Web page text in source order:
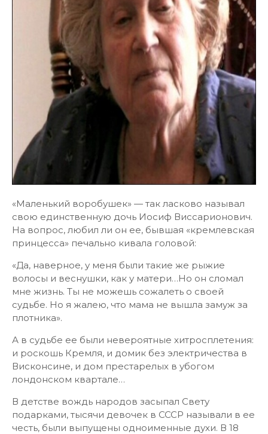
«Маленький воробушек» — так ласково называл
свою единственную дочь Иосиф Виссарионович.
На вопрос, любил ли он ее, бывшая «кремлевская
принцесса» печально кивала головой:
«Да, наверное, у меня были такие же рыжие
волосы и веснушки, как у матери…Но он сломал
мне жизнь. Ты не можешь сожалеть о своей
судьбе. Но я жалею, что мама не вышла замуж за
плотника».
А в судьбе ее были невероятные хитросплетения:
и роскошь Кремля, и домик без электричества в
Висконсине, и дом престарелых в убогом
лондонском квартале…
В детстве вождь народов засыпал Свету
подарками, тысячи девочек в СССР называли в ее
честь, были выпущены одноименные духи. В 18